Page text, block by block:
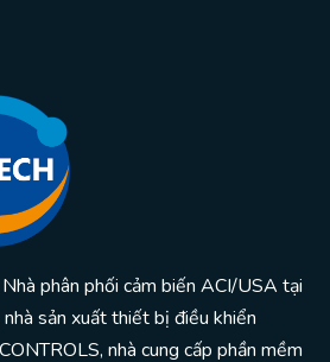
phân phối cảm biến ACI/USA tại
sản xuất thiết bị điều khiển
nhà cung cấp phần mềm